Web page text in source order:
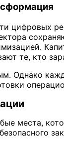
цифровых
те, кто
Однако
места,